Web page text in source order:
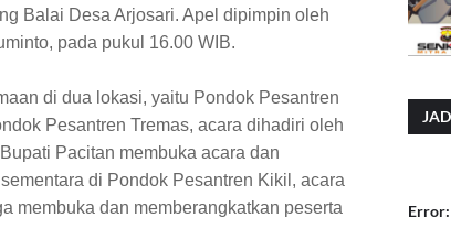
Balai Desa Arjosari. Apel dipimpin oleh
pada pukul 16.00 WIB.
di dua lokasi, yaitu Pondok Pesantren
Pesantren Tremas, acara dihadiri oleh
Pacitan membuka acara dan
di Pondok Pesantren Kikil, acara
membuka dan memberangkatkan peserta
Error: